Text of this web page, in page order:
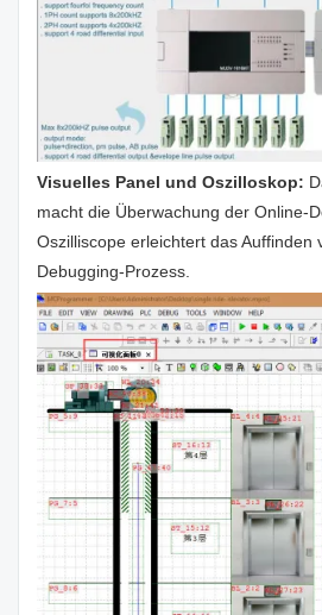
Visuelles Panel und Oszilloskop:
macht die Überwachung der Online-
Oszilliscope erleichtert das Auffinden
Debugging-Prozess.